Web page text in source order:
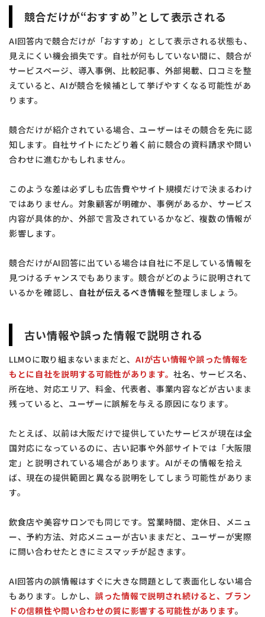
競合だけが“おすすめ”として表示される
AI回答内で競合だけが「おすすめ」として表示される状態も、
見えにくい機会損失です。自社が何もしていない間に、競合が
サービスページ、導入事例、比較記事、外部掲載、口コミを整
えていると、AIが競合を候補として挙げやすくなる可能性があ
ります。
競合だけが紹介されている場合、ユーザーはその競合を先に認
知します。自社サイトにたどり着く前に競合の資料請求や問い
合わせに進むかもしれません。
このような差は必ずしも広告費やサイト規模だけで決まるわけ
ではありません。対象顧客が明確か、事例があるか、サービス
内容が具体的か、外部で言及されているかなど、複数の情報が
影響します。
競合だけがAI回答に出ている場合は自社に不足している情報を
見つけるチャンスでもあります。競合がどのように説明されて
いるかを確認し、
自社が伝えるべき情報を整理しましょう。
古い情報や誤った情報で説明される
LLMOに取り組まないままだと、AIが古い情報や誤った情報を
もとに自社を説明する可能性があります。社名、サービス名、
所在地、対応エリア、料金、代表者、事業内容などが古いまま
残っていると、ユーザーに誤解を与える原因になります。
たとえば、以前は大阪だけで提供していたサービスが現在は全
国対応になっているのに、古い記事や外部サイトでは「大阪限
定」と説明されている場合があります。AIがその情報を拾え
ば、現在の提供範囲と異なる説明をしてしまう可能性がありま
す。
飲食店や美容サロンでも同じです。営業時間、定休日、メニュ
ー、予約方法、対応メニューが古いままだと、ユーザーが実際
に問い合わせたときにミスマッチが起きます。
AI回答内の誤情報はすぐに大きな問題として表面化しない場合
もあります。しかし、 誤った情報で説明され続けると、ブラン
ドの信頼性や問い合わせの質に影響する可能性があります。